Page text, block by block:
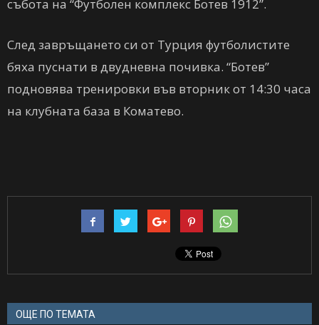
събота на “Футболен комплекс Ботев 1912”.
След завръщането си от Турция футболистите
бяха пуснати в двудневна почивка. “Ботев”
подновява тренировки във вторник от 14:30 часа
на клубната база в Коматево.
ОЩЕ ПО ТЕМАТА